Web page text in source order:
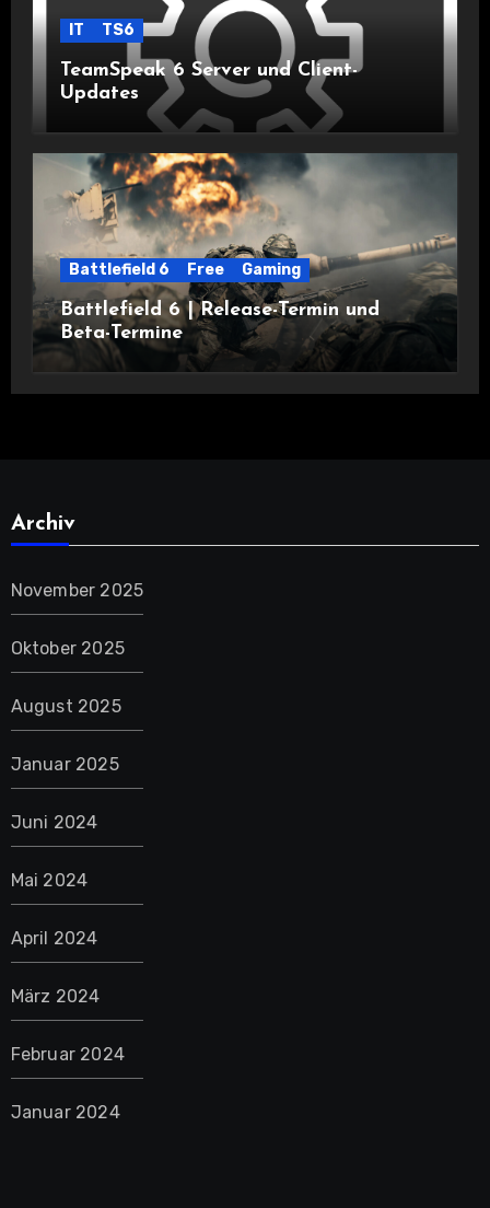
IT TS6
TeamSpeak 6 Server und Client-
Updates
Battlefield 6 Free Gaming
Battlefield 6 | Release-Termin und
Beta-Termine
Archiv
November 2025
Oktober 2025
August 2025
Januar 2025
Juni 2024
Mai 2024
April 2024
März 2024
Februar 2024
Januar 2024